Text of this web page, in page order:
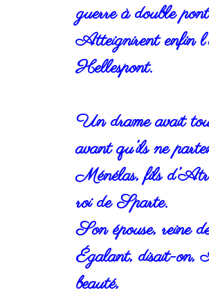
guerre à double
Atteignirent enfin
Hellespont.
Un drame avait
avant qu’ils ne
Ménélas, fils
roi de Sparte.
Son épouse, reine
Égalant, disait-on,
beauté,